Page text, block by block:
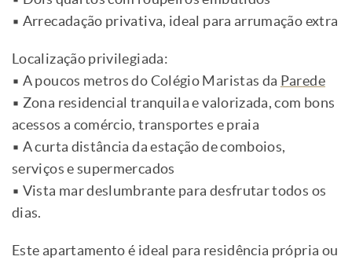
▪ Arrecadação privativa, ideal para arrumação extra
Localização privilegiada:
▪ A poucos metros do Colégio Maristas da Parede
▪ Zona residencial tranquila e valorizada, com bons
acessos a comércio, transportes e praia
▪ A curta distância da estação de comboios,
serviços e supermercados
▪ Vista mar deslumbrante para desfrutar todos os
dias.
Este apartamento é ideal para residência própria ou